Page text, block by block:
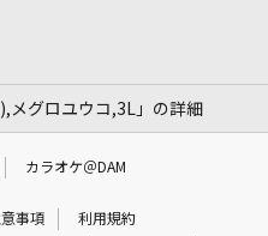
メグロユウコ,3L」の詳細
カラオケ＠DAM
事項
利用規約